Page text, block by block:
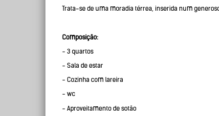
Trata-se de uma moradia térrea, inserida num
Composição:
- 3 quartos
- Sala de estar
- Cozinha com lareira
- wc
- Aproveitamento de sotão